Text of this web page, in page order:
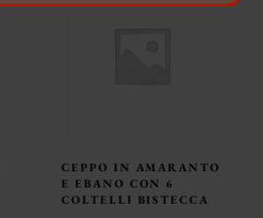
CEPPO IN AMARANTO
E EBANO CON 6
COLTELLI BISTECCA